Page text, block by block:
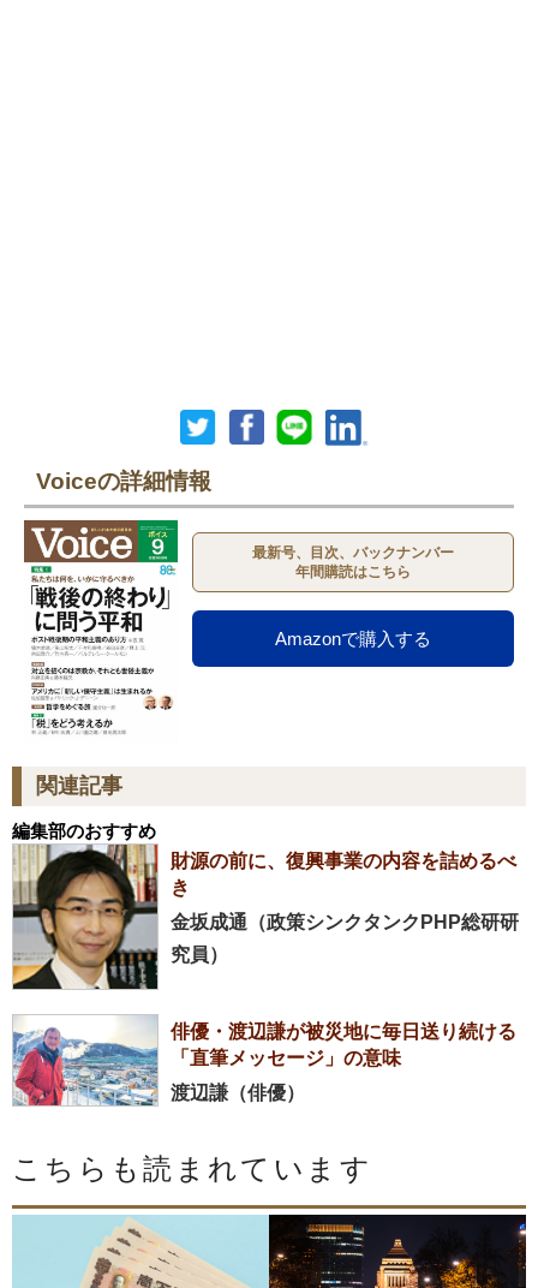
Voiceの詳細情報
最新号、目次、バックナンバー
年間購読はこちら
Amazonで購入する
関連記事
編集部のおすすめ
財源の前に、復興事業の内容を詰めるべ
き
金坂成通（政策シンクタンクPHP総研研
究員）
俳優・渡辺謙が被災地に毎日送り続ける
「直筆メッセージ」の意味
渡辺謙（俳優）
こちらも読まれています